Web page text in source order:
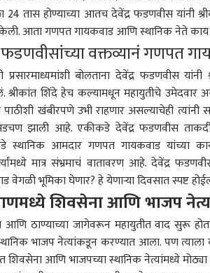
24 तास होण्याच्या आतच देवेंद्र फडणवीस
आता गणपत गायकवाड आणि स्थानिक नेते काय
वक्तव्यानं गणपत
प्रसारमाध्यमांशी बोलताना देवेंद्र फडणवीस
श्रीकांत शिंदे हेच कल्यामधून महायुतीचे उमेदवार
पाठीशी खंबीरपणे उभी राहणार असल्याचेही
झाली आहे. एकीकडे देवेंद्र फडणवीस
स्थानिक आमदार गणपत गायकवाड यांच्या
मात्र संभ्रमाचं वातावरण आहे. देवेंद्र
वेगळी भूमिका घेणार? हे येणाऱ्या दिवसात स्पष्ट
शिवसेना आणि भाजप
ठाण्याच्या जागेवरून महायुतीत वाद सुरू
भाजप नेत्यांकडून करण्यात आला. पण
शिवसेना आणि भाजपच्या स्थानिक नेत्यांमध्ये
हॅलो गेस्ट
जाहिरात करा
पॉलिसी
पर्सनल कॉर्नर
टॉप आर्टिकल
राजकारण